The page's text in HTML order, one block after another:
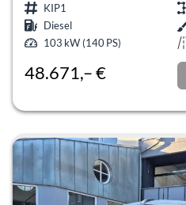
KIP1
Diesel
103 kW (140 PS)
48.671,– €